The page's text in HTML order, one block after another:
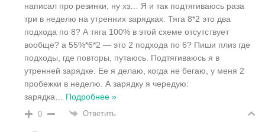
написал про резинки, ну хз… Я и так подтягиваюсь раза
три в неделю на утренних зарядках. Тяга 8*2 это два
подхода по 8? А тяга 100% в этой схеме отсутствует
вообще? а 55%*6*2 — это 2 подхода по 6? Пиши плиз где
подходы, где повторы, путаюсь. Подтягиваюсь я в
утренней зарядке. Ее я делаю, когда не бегаю, у меня 2
пробежки в неделю. А зарядку я чередую:
зарядка
Подробнее »
0 Ответить